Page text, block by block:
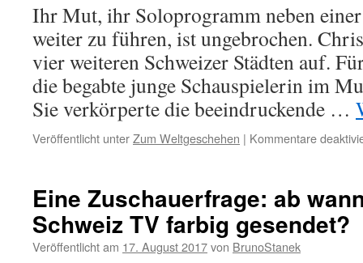
Ihr Mut, ihr Soloprogramm neben
weiter zu führen, ist ungebrochen.
vier weiteren Schweizer Städten auf.
die begabte junge Schauspielerin im
Sie verkörperte die beeindruckende …
Veröffentlicht unterZum Weltgeschehen | Kommentare
Eine Zuschauerfrage: ab
Schweiz TV farbig gesendet?
Veröffentlicht am 17. August 2017von BrunoStanek